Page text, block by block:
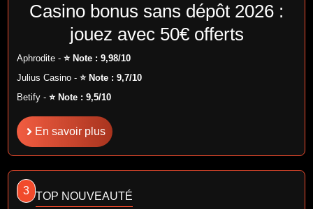
Casino bonus sans dépôt 2026 :
jouez avec 50€ offerts
Aphrodite -⭐ Note : 9,98/10
Julius Casino -⭐ Note : 9,7/10
Betify -⭐ Note : 9,5/10
En savoir plus
3 TOP NOUVEAUTÉ